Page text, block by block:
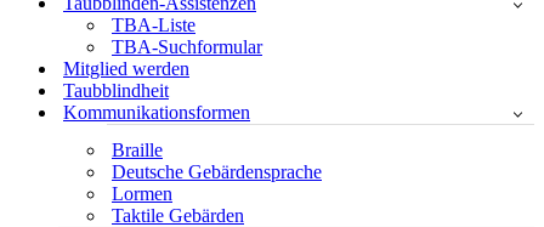
TBA-Liste
TBA-Suchformular
Mitglied werden
Taubblindheit
Kommunikationsformen
Braille
Deutsche Gebärdensprache
Lormen
Taktile Gebärden